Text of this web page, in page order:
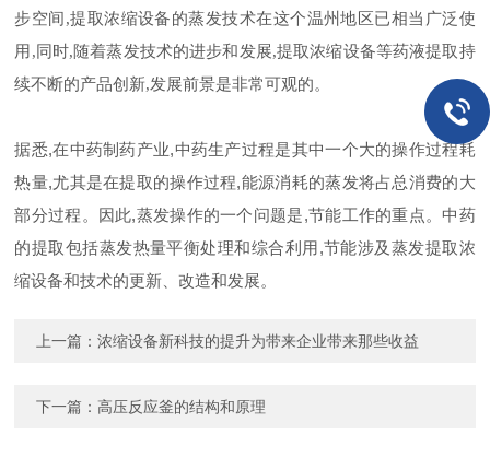
步空间,提取浓缩设备的蒸发技术在这个温州地区已相当广泛使
用,同时,随着蒸发技术的进步和发展,提取浓缩设备等药液提取持
续不断的产品创新,发展前景是非常可观的。
据悉,在中药制药产业,中药生产过程是其中一个大的操作过程耗
热量,尤其是在提取的操作过程,能源消耗的蒸发将占总消费的大
部分过程。因此,蒸发操作的一个问题是,节能工作的重点。中药
的提取包括蒸发热量平衡处理和综合利用,节能涉及蒸发提取浓
缩设备和技术的更新、改造和发展。
上一篇：浓缩设备新科技的提升为带来企业带来那些收益
下一篇：高压反应釜的结构和原理